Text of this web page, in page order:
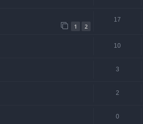
1 2
17
10
3
2
0